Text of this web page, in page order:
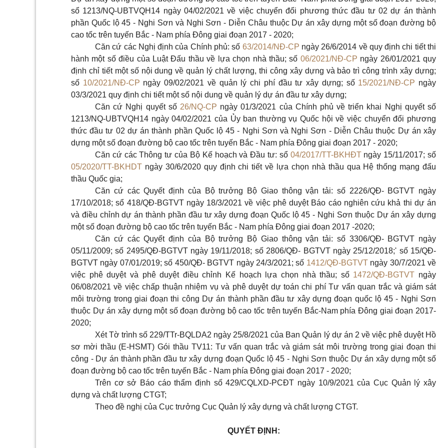
sổ 1213/NQ-UBTVQH14 ngày 04/02/2021 về việc chuyển đổi phương thức đầu tư 02 dự án thành
phần Quốc lộ 45 - Nghi Sơn và Nghi Sơn - Diễn Châu thuộc Dự án xây dựng một số đoạn đường bộ
cao tốc trên tuyến Bắc - Nam phía Đông giai đoạn 2017 - 2020;
Căn cứ các Nghị định của Chính phủ: số 63/2014/NĐ-CP ngày 26/6/2014 về quy định chi tiết thi
hành một số điều của Luật Đấu thầu về lựa chọn nhà thầu; số 06/2021/NĐ-CP ngày 26/01/2021 quy
định chỉ tiết một số nội dung về quản lý chất lượng, thi công xây dựng và bảo trì công trình xây dựng;
số 10/2021/NĐ-CP ngày 09/02/2021 về quản lý chi phí đầu tư xây dựng; số 15/2021/NĐ-CP ngày
03/3/2021 quy định chi tiết một số nội dung về quản lý dự án đầu tư xây dựng;
Căn cứ Nghị quyết số 26/NQ-CP ngày 01/3/2021 của Chính phủ về triển khai Nghị quyết số
1213/NQ-UBTVQH14 ngày 04/02/2021 của Ủy ban thường vụ Quốc hội về việc chuyển đổi phương
thức đầu tư 02 dự án thành phần Quốc lộ 45 - Nghi Sơn và Nghi Sơn - Diễn Châu thuộc Dự án xây
dựng một số đoạn đường bộ cao tốc trên tuyến Bắc - Nam phía Đông giai đoạn 2017 - 2020;
Căn cứ các Thông tư của Bộ Kế hoạch và Đầu tư: sổ 04/2017/TT-BKHĐTngày 15/11/2017; số
05/2020/TT-BKHDT ngày 30/6/2020 quy định chi tiết về lựa chọn nhà thầu qua Hệ thống mạng đấu
thầu Quốc gia;
Căn cứ các Quyết định của Bộ trưởng Bộ Giao thông vận tải: số 2226/QĐ- BGTVT ngày
17/10/2018; sổ 418/QĐ-BGTVT ngày 18/3/2021 về việc phê duyệt Báo cáo nghiên cứu khả thi dự án
và điều chỉnh dự án thành phần đầu tư xây dựng đoạn Quốc lộ 45 - Nghi Sơn thuộc Dự án xây dựng
một số đoạn đường bộ cao tốc trên tuyến Bắc - Nam phía Đông giai đoạn 2017 -2020;
Căn cứ các Quyết định của Bộ trưởng Bộ Giao thông vận tải: số 3306/QĐ- BGTVT ngày
05/11/2009; số 2495/QĐ-BGTVT ngày 19/11/2018; số 2806/QĐ- BGTVT ngày 25/12/2018;' số 15/QĐ-
BGTVT ngày 07/01/2019; số 450/QĐ- BGTVT ngày 24/3/2021; số 1412/QĐ-BGTVTngày 30/7/2021 về
việc phê duyệt và phê duyệt điều chỉnh Kế hoạch lựa chọn nhà thầu; số 1472/QĐ-BGTVT ngày
06/08/2021 về việc chấp thuận nhiệm vụ và phê duyệt dự toán chi phí Tư vấn quan trắc và giám sát
môi trường trong giai đoạn thi công Dự án thành phần đầu tư xây dựng đoạn quốc lộ 45 - Nghi Sơn
thuộc Dự án xây dựng một số đoạn đường bộ cao tốc trên tuyến Bắc-Nam phía Đông giai đoạn 2017-
2020;
Xét Tờ trình số 229/TTr-BQLDA2 ngày 25/8/2021 của Ban Quản lý dự án 2 về việc phê duyệt Hồ
sơ mời thầu (E-HSMT) Gói thầu TV11: Tư vấn quan trắc và giám sát môi trường trong giai đoạn thi
công - Dự án thành phần đầu tư xây dựng đoạn Quốc lộ 45 - Nghi Sơn thuộc Dự án xây dựng một số
đoạn đường bộ cao tốc trên tuyến Bắc - Nam phía Đông giai đoạn 2017 - 2020;
Trên cơ sở Báo cáo thẩm định số 429/CQLXD-PCĐT ngày 10/9/2021 của Cục Quản lý xây
dựng và chất lượng CTGT;
Theo đề nghị của Cục trưởng Cục Quản lý xây dựng và chất lượng CTGT.
QUYẾT ĐỊNH: